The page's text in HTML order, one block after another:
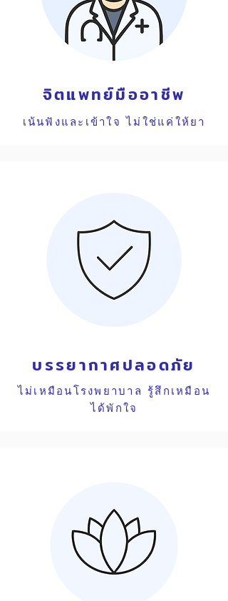
จิตแพทย์มืออาชีพ
เน้นฟังและเข้าใจ ไม่ใช่แค่ให้ยา
บรรยากาศปลอดภัย
ไม่เหมือนโรงพยาบาล รู้สึกเหมือน
ได้พักใจ